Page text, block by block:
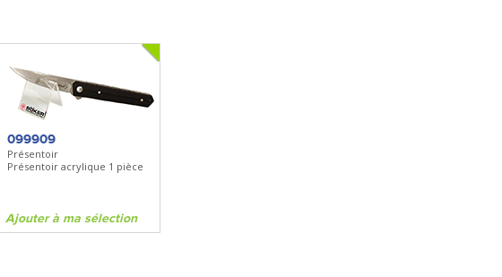
099909
Présentoir
Présentoir acrylique 1 pièce
Ajouter à ma sélection